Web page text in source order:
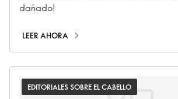
dañado!
LEER AHORA
EDITORIALES SOBRE EL CABELLO